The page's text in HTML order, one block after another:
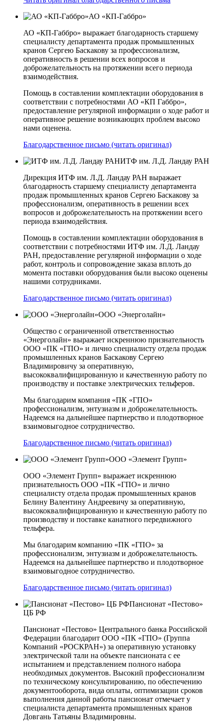
АО «КП-Габбро»
АО «КП-Габбро» выражает благодарность старшему
специалисту департамента продаж промышленных
кранов Сергею Баскакову за профессионализм,
оперативность в решении всех вопросов и
доброжелательность на протяжении всего периода
взаимодействия.
Помощь в составлении комплектации оборудования в
соответствии с потребностями АО «КП­ Габбро»,
предоставление регулярной информации о ходе работ и
оперативное решение возникающих проблем высоко
нами оценена.
Благодарственное письмо (читать оригинал)
ИТФ им. Л.Д. Ландау РАН
Дирекция ИТФ им. Л.Д. Ландау РАН выражает
благодарность старшему специалисту департамента
продаж промышленных кранов Сергею Баскакову за
профессионализм, оперативность в решении всех
вопросов и доброжелательность на протяжении всего
периода взаимодействия.
Помощь в составлении комплектации оборудования в
соответствии с потребностями ИТФ им. Л.Д. Ландау
РАН, предоставление регулярной информации о ходе
работ, контроль и сопровождение заказа вплоть до
момента поставки оборудования были высоко оценены
нашими сотрудниками.
Благодарственное письмо (читать оригинал)
ООО «Энерголайн»
Общество с ограниченной ответственностью
«Энерголайн» выражает искреннюю признательность
ООО «ПК «ГПО» и лично специалисту отдела продаж
промышленных кранов Баскакову Сергею
Владимировичу за оперативную,
высококвалифицированную и качественную работу по
производству и поставке электрических тельферов.
Мы благодарим компания «ПК «ГПО»
профессионализм, энтузиазм и доброжелательность.
Надеемся на дальнейшее партнерство и плодотворное
взаимовыгодное сотрудничество.
Благодарственное письмо (читать оригинал)
ООО «Элемент Групп»
ООО «Элемент Групп» выражает искреннюю
признательность ООО «ПК «ГПО» и лично
специалисту отдела продаж промышленных кранов
Белину Валентину Андреевичу за оперативную,
высококвалифицированную и качественную работу по
производству и поставке канатного передвижного
тельфера.
Мы благодарим компанию «ПК «ГПО» за
профессионализм, энтузиазм и доброжелательность.
Надеемся на дальнейшее партнерство и плодотворное
взаимовыгодное сотрудничество.
Благодарственное письмо (читать оригинал)
Пансионат «Пестово»
ЦБ РФ
Пансионат «Пестово» Центрального банка Российской
Федерации благодарит ООО «ПК «ГПО» (Группа
Компаний «РОСКРАН») за оперативную установку
электрической тали на объекте пансионата с ее
испытанием и представлением полного набора
необходимых документов. Высокий профессионализм
по техническому консультированию, по обеспечению
документооборота, вида оплаты, оптимизации сроков
выполнения данной работы пансионат отмечает у
специалиста департамента промышленных кранов
Довгань Татьяны Владимировны.